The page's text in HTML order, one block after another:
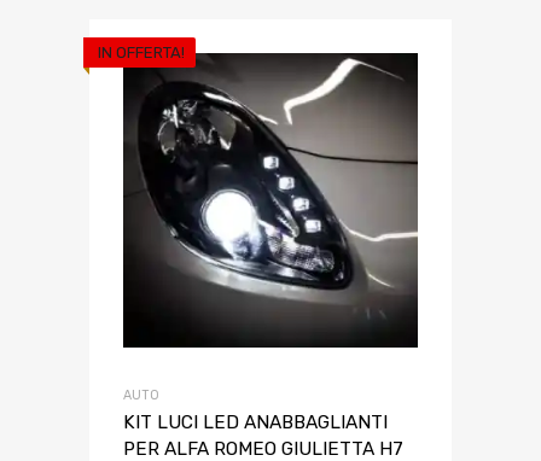
IN OFFERTA!
AUTO
KIT LUCI LED ANABBAGLIANTI
PER ALFA ROMEO GIULIETTA H7